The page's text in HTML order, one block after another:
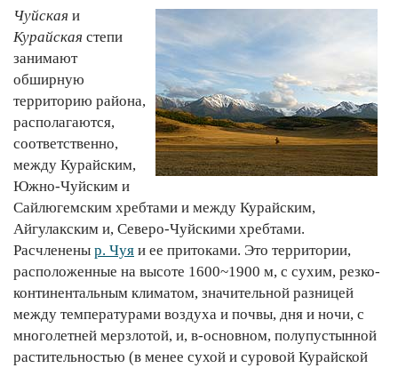
Чуйская и
Курайская степи
занимают
обширную
территорию района,
располагаются,
соответственно,
между Курайским,
Южно-Чуйским и
Сайлюгемским хребтами и между Курайским,
Айгулакским и, Северо-Чуйскими хребтами.
Расчленены р. Чуя и ее притоками. Это территории,
расположенные на высоте 1600~1900 м, с сухим, резко-
континентальным климатом, значительной разницей
между температурами воздуха и почвы, дня и ночи, с
многолетней мерзлотой, и, в-основном, полупустынной
растительностью (в менее сухой и суровой Курайской